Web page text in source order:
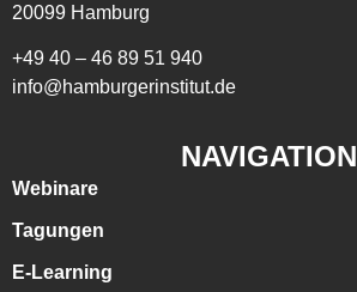
20099 Hamburg
+49 40 – 46 89 51 940
info@hamburgerinstitut.de
NAVIGATION
Webinare
Tagungen
E-Learning